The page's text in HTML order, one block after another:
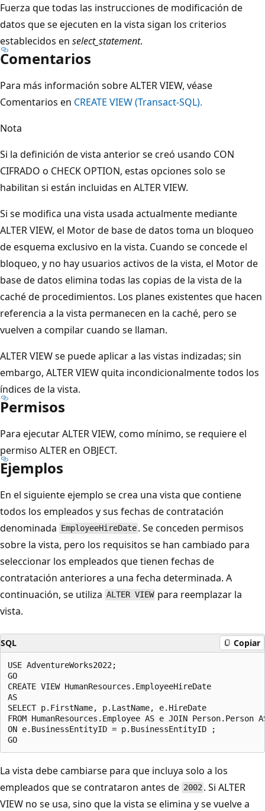
Fuerza que todas las instrucciones de modificación de
datos que se ejecuten en la vista sigan los criterios
establecidos en select_statement.
Comentarios
Para más información sobre ALTER VIEW, véase
Comentarios en CREATE VIEW (Transact-SQL).
Nota
Si la definición de vista anterior se creó usando CON
CIFRADO o CHECK OPTION, estas opciones solo se
habilitan si están incluidas en ALTER VIEW.
Si se modifica una vista usada actualmente mediante
ALTER VIEW, el Motor de base de datos toma un bloqueo
de esquema exclusivo en la vista. Cuando se concede el
bloqueo, y no hay usuarios activos de la vista, el Motor de
base de datos elimina todas las copias de la vista de la
caché de procedimientos. Los planes existentes que hacen
referencia a la vista permanecen en la caché, pero se
vuelven a compilar cuando se llaman.
ALTER VIEW se puede aplicar a las vistas indizadas; sin
embargo, ALTER VIEW quita incondicionalmente todos los
índices de la vista.
Permisos
Para ejecutar ALTER VIEW, como mínimo, se requiere el
permiso ALTER en OBJECT.
Ejemplos
En el siguiente ejemplo se crea una vista que contiene
todos los empleados y sus fechas de contratación
denominada EmployeeHireDate . Se conceden permisos
sobre la vista, pero los requisitos se han cambiado para
seleccionar los empleados que tienen fechas de
contratación anteriores a una fecha determinada. A
continuación, se utiliza ALTER VIEW para reemplazar la
vista.
SQL Copiar
USE AdventureWorks2022;
GO
CREATE VIEW HumanResources.EmployeeHireDate
AS
SELECT p.FirstName, p.LastName, e.HireDate
FROM HumanResources.Employee AS e JOIN
ON e.BusinessEntityID = p.BusinessEntityID ;
La vista debe cambiarse para que incluya solo a los
empleados que se contrataron antes de 2002 . Si ALTER
VIEW no se usa, sino que la vista se elimina y se vuelve a